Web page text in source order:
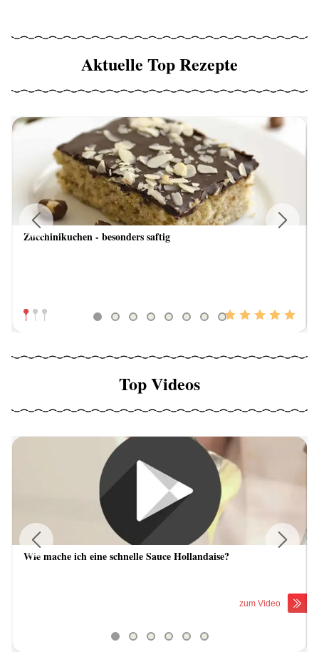
Aktuelle Top Rezepte
Zucchinikuchen - besonders saftig
Previous
Top Videos
Wie mache ich eine schnelle Sauce Hollandaise?
zum Video
Previous